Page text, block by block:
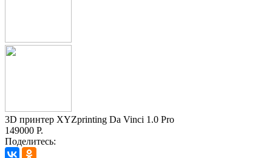
3D принтер XYZprinting Da Vinci 1.0 Pro
149000 Р.
Поделитесь: